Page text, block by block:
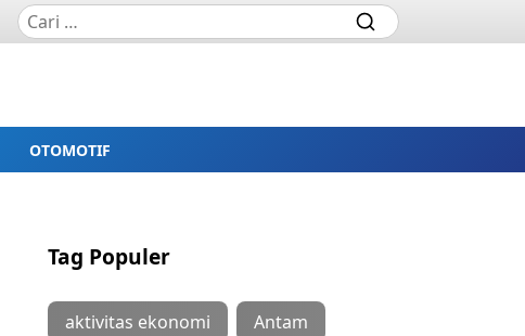
OTOMOTIF
Tag Populer
aktivitas ekonomi Antam